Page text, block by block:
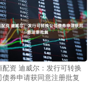
配资 迪威尔：发行可转换
债券申请获同意注册批复